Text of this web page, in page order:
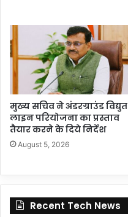
मुख्य सचिव ने अंडरग्राउंड विद्युत
लाइन परियोजना का प्रस्ताव
तैयार करने के दिये निर्देश
August 5, 2026
Recent Tech News